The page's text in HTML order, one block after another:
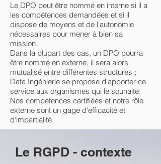
Le DPO peut être nommé en interne si il a
les compétences demandées et si il
dispose de moyens et de l'autonomie
nécessaires pour mener à bien sa
mission.
Dans la plupart des cas, un DPO pourra
être nommé en externe, il sera alors
mutualisé entre différentes structures ;
Data Ingénierie se propose d'apporter ce
service aux organismes qui le souhaite.
Nos compétences certifiées et notre rôle
externe sont un gage d'efficacité et
d'impartialité.
Le RGPD - contexte